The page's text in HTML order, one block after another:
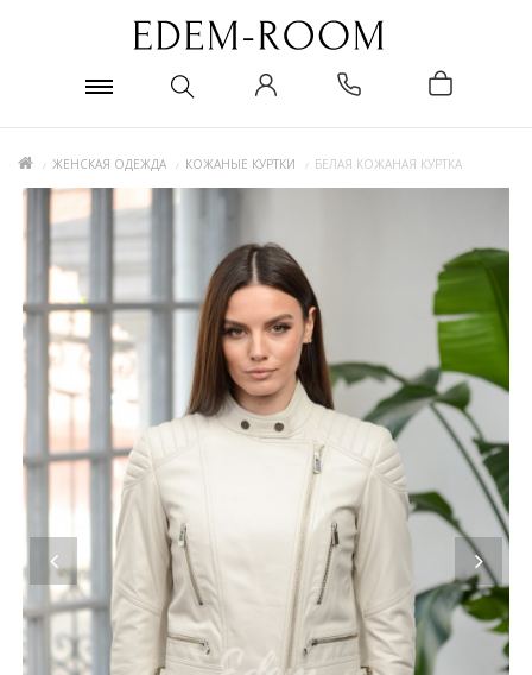
ЖЕНСКАЯ ОДЕЖДА КОЖАНЫЕ КУРТКИ БЕЛАЯ КОЖАНАЯ КУРТКА